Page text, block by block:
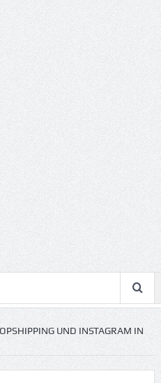
UND INSTAGRAM IN